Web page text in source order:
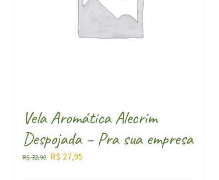
Vela Aromática Alecrim
Despojada – Pra sua empresa
R$32,90
O
R$ 27,95O